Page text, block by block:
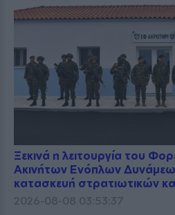
Ξεκινά η λειτουργία του
Ακινήτων Ενόπλων
κατασκευή στρατιωτικών
2026-08-08 03:53:37